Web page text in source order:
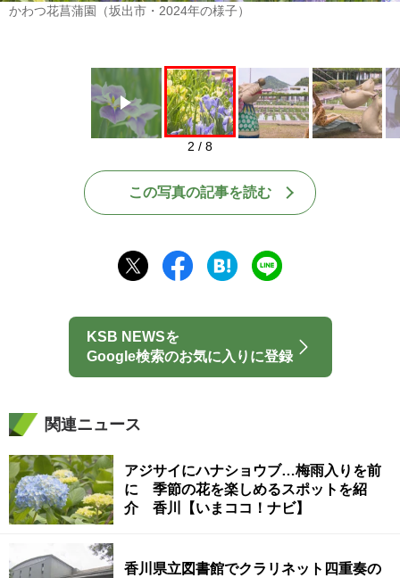
かわつ花菖蒲園（坂出市・2024年の様子）
2 / 8
この写真の記事を読む
KSB NEWSを
Google検索のお気に入りに登録
関連ニュース
アジサイにハナショウブ…梅雨入りを前
に 季節の花を楽しめるスポットを紹
介 香川【いまココ！ナビ】
香川県立図書館でクラリネット四重奏の